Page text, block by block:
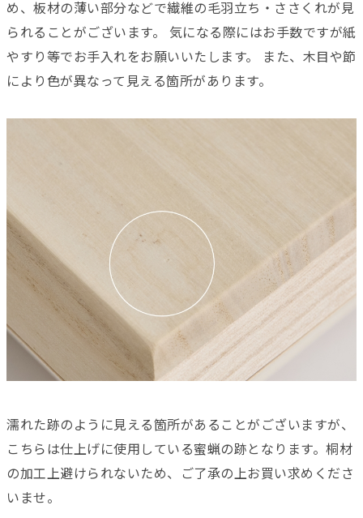
め、板材の薄い部分などで繊維の毛羽立ち・ささくれが見
られることがございます。 気になる際にはお手数ですが紙
やすり等でお手入れをお願いいたします。 また、木目や節
により色が異なって見える箇所があります。
濡れた跡のように見える箇所があることがございますが、
こちらは仕上げに使用している蜜蝋の跡となります。桐材
の加工上避けられないため、ご了承の上お買い求めくださ
いませ。